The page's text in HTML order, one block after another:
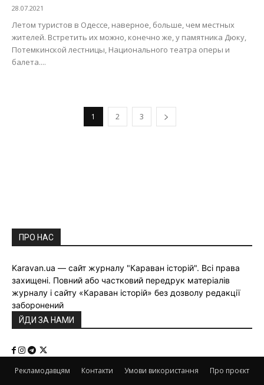
28.07.2021
Летом туристов в Одессе, наверное, больше, чем местных
жителей. Встретить их можно, конечно же, у памятника Дюку,
Потемкинской лестницы, Национального театра оперы и
балета....
1 2 3
ПРО НАС
Karavan.ua — сайт журналу "Караван історій". Всі права
захищені. Повний або частковий передрук матеріалів
журналу і сайту «Караван історій» без дозволу редакції
заборонений
ЙДИ ЗА НАМИ
Рекламодавцям Контакти Умови використання Про проєкт